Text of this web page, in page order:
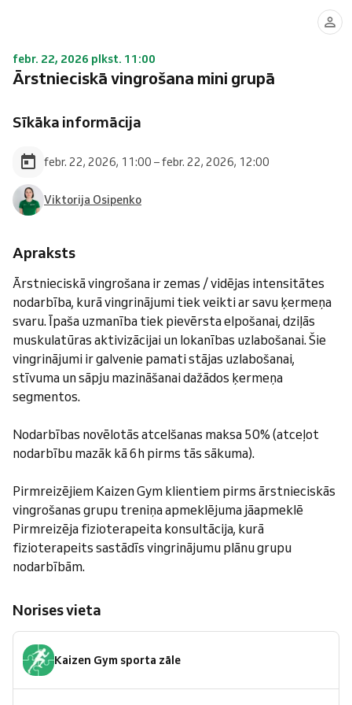
febr. 22, 2026 plkst. 11:00
Ārstnieciskā vingrošana mini grupā
Sīkāka informācija
febr. 22, 2026, 11:00 – febr. 22, 2026, 12:00
Viktorija Osipenko
Apraksts
Ārstnieciskā vingrošana ir zemas / vidējas intensitātes
nodarbība, kurā vingrinājumi tiek veikti ar savu ķermeņa
svaru. Īpaša uzmanība tiek pievērsta elpošanai, dziļās
muskulatūras aktivizācijai un lokanības uzlabošanai. Šie
vingrinājumi ir galvenie pamati stājas uzlabošanai,
stīvuma un sāpju mazināšanai dažādos ķermeņa
segmentos.
Nodarbības novēlotās atcelšanas maksa 50% (atceļot
nodarbību mazāk kā 6h pirms tās sākuma).
Pirmreizējiem Kaizen Gym klientiem pirms ārstnieciskās
vingrošanas grupu treniņa apmeklējuma jāapmeklē
Pirmreizēja fizioterapeita konsultācija, kurā
fizioterapeits sastādīs vingrinājumu plānu grupu
nodarbībām.
Norises vieta
Kaizen Gym sporta zāle